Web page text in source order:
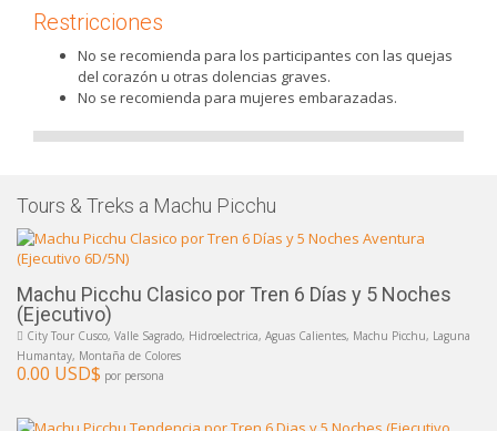
Restricciones
No se recomienda para los participantes con las quejas
del corazón u otras dolencias graves.
No se recomienda para mujeres embarazadas.
Tours & Treks a Machu Picchu
Machu Picchu Clasico por Tren 6 Días y 5 Noches
(Ejecutivo)
City Tour Cusco, Valle Sagrado, Hidroelectrica, Aguas Calientes, Machu Picchu, Laguna
Humantay, Montaña de Colores
0.00 USD$ por persona